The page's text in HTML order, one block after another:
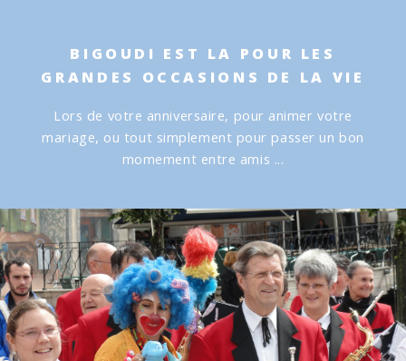
BIGOUDI EST LA POUR LES
GRANDES OCCASIONS DE LA VIE
Lors de votre anniversaire, pour animer votre
mariage, ou tout simplement pour passer un bon
momement entre amis ...